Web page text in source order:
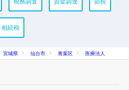
相続税
宮城県 仙台市 青葉区 医療法人